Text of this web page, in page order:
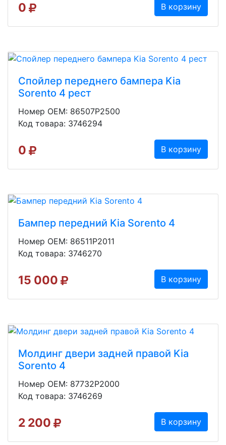
0 В корзину
Спойлер переднего бампера Kia
Sorento 4 рест
Номер OEM: 86507P2500
Код товара: 3746294
0 В корзину
Бампер передний Kia Sorento 4
Номер OEM: 86511P2011
Код товара: 3746270
15 000 В корзину
Молдинг двери задней правой Kia
Sorento 4
Номер OEM: 87732P2000
Код товара: 3746269
2 200 В корзину